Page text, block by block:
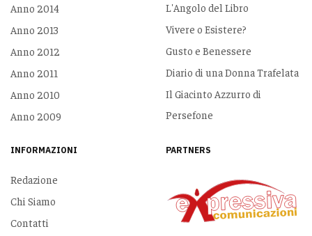
Anno 2014
Anno 2013
Anno 2012
Anno 2011
Anno 2010
Anno 2009
L'Angolo del Libro
Vivere o Esistere?
Gusto e Benessere
Diario di una Donna Trafelata
Il Giacinto Azzurro di
Persefone
INFORMAZIONI
Redazione
Chi Siamo
Contatti
PARTNERS